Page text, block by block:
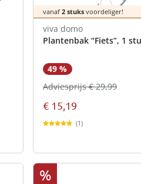
vanaf 2 stuks voordeliger!
viva domo
Plantenbak “Fiets”, 1
49 %
€ 15,19
Adviesprijs € 29,99
(1)
%